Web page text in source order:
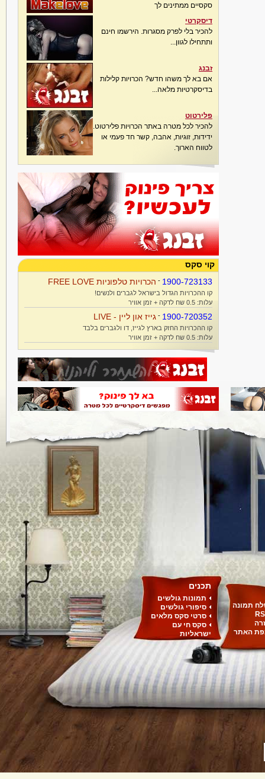
סקסיים ממתינים לך
דיסקרטי
להכיר בלי לפרק מסגרות. הירשמו חינם
ותתחילו לגוון...
זבנג
אם בא לך משהו חדש? הכרויות קלילות
בדיסקרטיות מלאה...
פלירטוט
להכיר לכל מטרה באתר הכרויות פלירטוט.
ידידות, זוגיות, אהבה, קשר חד פעמי או
לטווח הארוך.
קוי סקס
1900-723133
- הכרויות טלפוניות FREE LOVE
קו ההכרויות הגדול בישראל לגברים ולנשים!
עלות: 0.5 שח לדקה + זמן אוויר
1900-720352
- גייז און ליין - LIVE
קו ההכרויות החזק בארץ לגייז, דו ולגברים בלבד
עלות: 0.5 שח לדקה + זמן אוויר
תמונה
האתר
תכנים
תמונות גולשים
סיפורי גולשים
סרטי סקס מלאים
סקס חי עם
ישראליות